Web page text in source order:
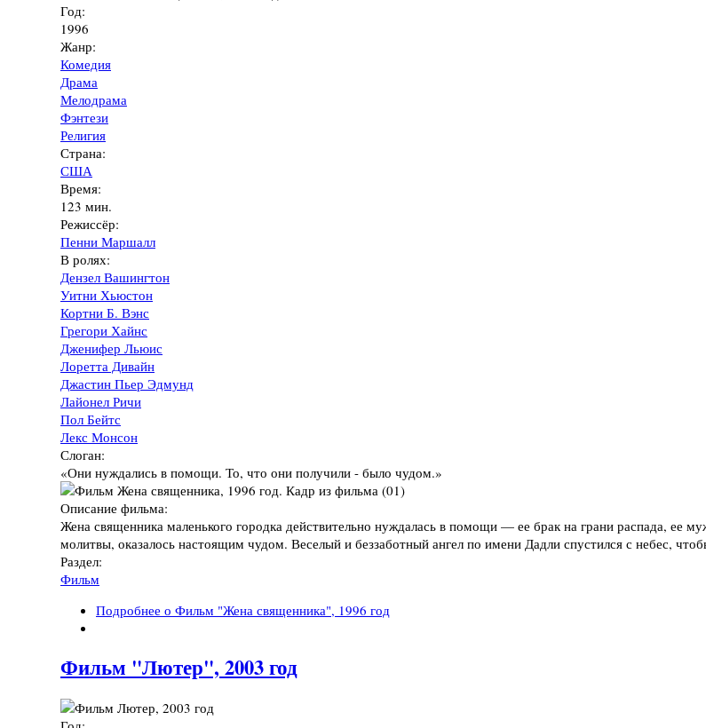
Год:
1996
Жанр:
Комедия
Драма
Мелодрама
Фэнтези
Религия
Страна:
США
Время:
123 мин.
Режиссёр:
Пенни Маршалл
В ролях:
Дензел Вашингтон
Уитни Хьюстон
Кортни Б. Вэнс
Грегори Хайнс
Дженифер Льюис
Лоретта Дивайн
Джастин Пьер Эдмунд
Лайонел Ричи
Пол Бейтс
Лекс Монсон
Слоган:
«Они нуждались в помощи. То, что они получили - было чудом.»
Описание фильма:
Жена священника маленького городка действительно нуждалась в помощи — ее брак на грани распада, ее
молитвы, оказалось настоящим чудом. Веселый и беззаботный ангел по имени Дадли спустился с небес,
Раздел:
Фильм
Подробнее о Фильм "Жена священника", 1996 год
Фильм "Лютер", 2003 год